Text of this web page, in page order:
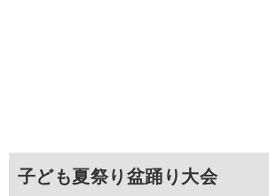
子ども夏祭り盆踊り大会